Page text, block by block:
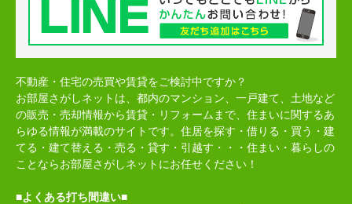
不動産・住宅の売買や賃貸をご検討中ですか？
お部屋さがしネットは、都内のマンション、一戸建て、土地など
の販売・売却情報から賃貸・リフォームまで、住まいに関するあ
らゆる情報が満載のサイトです。住居を探す・借りる・買う・建
てる・建て替える・売る・貸す・引越す・・・住まい・暮らしの
ことならお部屋さがしネットにお任せください！
■よくある打ち間違い■